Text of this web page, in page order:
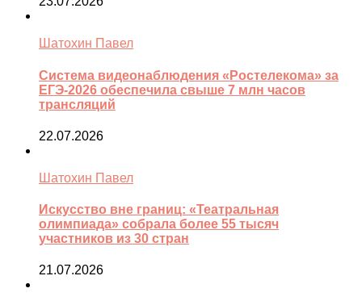
Шатохин Павел
Система видеонаблюдения «Ростелекома» за
ЕГЭ-2026 обеспечила свыше 7 млн часов
трансляций
22.07.2026
Шатохин Павел
Искусство вне границ: «Театральная
олимпиада» собрала более 55 тысяч
участников из 30 стран
21.07.2026